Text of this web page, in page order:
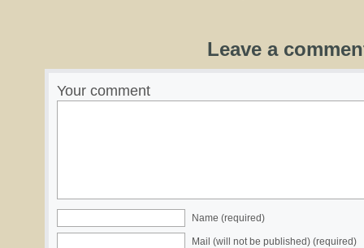
Leave a
Your comment
Name (required)
Mail (will not be published) (required)